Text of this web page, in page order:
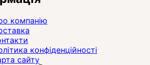
компанію
конфіденційності
сайту